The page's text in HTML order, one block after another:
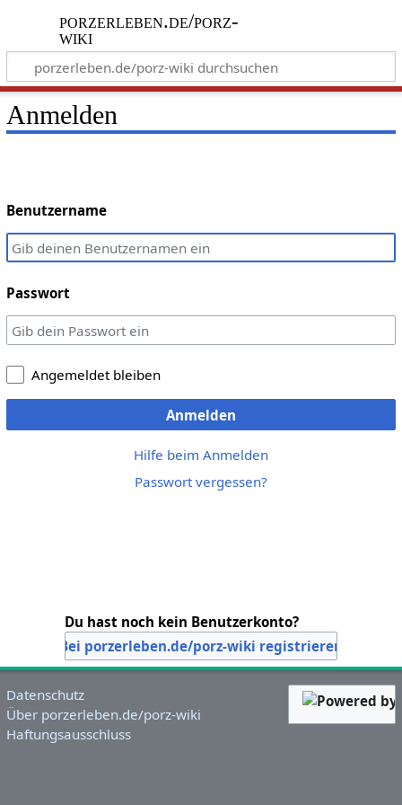
porzerleben.de/porz-
wiki
Anmelden
Benutzername
Passwort
Angemeldet bleiben
Anmelden
Hilfe beim Anmelden
Passwort vergessen?
Du hast noch kein Benutzerkonto?
Bei porzerleben.de/porz-wiki registrieren
Datenschutz
Über porzerleben.de/porz-wiki
Haftungsausschluss